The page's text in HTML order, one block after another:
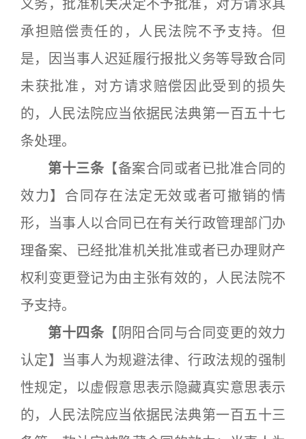
义务，批准机关决定不予批准，对方请求其
承担赔偿责任的，人民法院不予支持。但
是，因当事人迟延履行报批义务等导致合同
未获批准，对方请求赔偿因此受到的损失
的，人民法院应当依据民法典第一百五十七
条处理。
第十三条 【备案合同或者已批准合同的
效力】合同存在法定无效或者可撤销的情
形，当事人以合同已在有关行政管理部门办
理备案、已经批准机关批准或者已办理财产
权利变更登记为由主张有效的，人民法院不
予支持。
第十四条 【阴阳合同与合同变更的效力
认定】当事人为规避法律、行政法规的强制
性规定，以虚假意思表示隐藏真实意思表示
的，人民法院应当依据民法典第一百五十三